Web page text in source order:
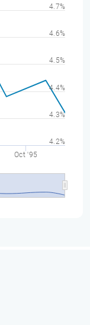
Oct '95
4.2%
4.3%
4.4%
4.5%
4.6%
4.7%